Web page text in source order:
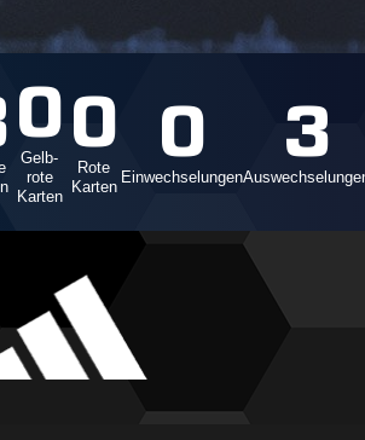
0
Gelb-
rote
Karten
0
Rote
Karten
0
Einwechselungen
3